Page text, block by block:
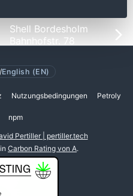
Shell Bordesholm
Bahnhofstr. 78
/English (EN)
Nutzungsbedingungen Petroly
npm
Pertiller | pertiller.tech
Carbon Rating von A.